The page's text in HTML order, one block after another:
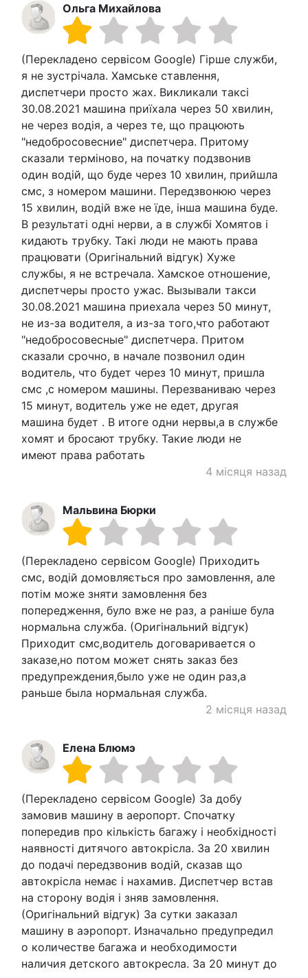
Ольга Михайлова
(Перекладено сервісом Google) Гірше служби,
я не зустрічала. Хамське ставлення,
диспетчери просто жах. Викликали таксі
30.08.2021 машина приїхала через 50 хвилин,
не через водія, а через те, що працюють
"недобросовесние" диспетчера. Притому
сказали терміново, на початку подзвонив
один водій, що буде через 10 хвилин, прийшла
смс, з номером машини. Передзвонюю через
15 хвилин, водій вже не їде, інша машина буде.
В результаті одні нерви, а в службі Хомятов і
кидають трубку. Такі люди не мають права
працювати (Оригінальний відгук) Хуже
службы, я не встречала. Хамское отношение,
диспетчеры просто ужас. Вызывали такси
30.08.2021 машина приехала через 50 минут,
не из-за водителя, а из-за того,что работают
"недобросовесные" диспетчера. Притом
сказали срочно, в начале позвонил один
водитель, что будет через 10 минут, пришла
смс ,с номером машины. Перезваниваю через
15 минут, водитель уже не едет, другая
машина будет . В итоге одни нервы,а в службе
хомят и бросают трубку. Такие люди не
имеют права работать
4 місяця назад
Мальвина Бюрки
(Перекладено сервісом Google) Приходить
смс, водій домовляється про замовлення, але
потім може зняти замовлення без
попередження, було вже не раз, а раніше була
нормальна служба. (Оригінальний відгук)
Приходит смс,водитель договаривается о
заказе,но потом может снять заказ без
предупреждения,было уже не один раз,а
раньше была нормальная служба.
2 місяця назад
Елена Блюмэ
(Перекладено сервісом Google) За добу
замовив машину в аеропорт. Спочатку
попередив про кількість багажу і необхідності
наявності дитячого автокрісла. За 20 хвилин
до подачі передзвонив водій, сказав що
автокрісла немає і нахамив. Диспетчер встав
на сторону водія і зняв замовлення.
(Оригінальний відгук) За сутки заказал
машину в аэропорт. Изначально предупредил
о количестве багажа и необходимости
наличия детского автокресла. За 20 минут до